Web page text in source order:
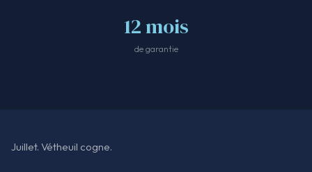
12 mois
de garantie
Juillet. Vétheuil cogne.